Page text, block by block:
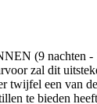
nachten - 10
zal dit
een van
te bieden